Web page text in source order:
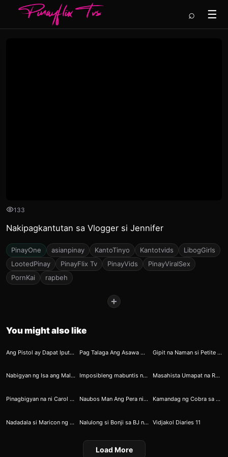
☰
⌕
133
Nakipagkantutan sa Vlogger si Jennifer
PinayOne asianpinay KantoTinyo Kantotvids
LibogGirls
LootedPinay
PinayFlix Tv PinayVids
PinayViralSex
PornKai
rapbeh
+
You might also like
4
Ang Pistol ay Dapat Iputok Lamang sa Taong Mahal Mo Be Responsible Guys Pag Talaga Ang Asawa Mo Ay Seaman Madalas Kang Mag Totouch MySelf Nalang Gipit na Naman si Petite Kaya Napapa Online Dukit
36
Nabigyan ng Isa ang Malibog na Burikat
96
Imposibleng mabuntis ng aksidente kasi lumulunok si kumare
104
Masahista Umapat na Rounds Kay Kumare 3
153
Pinagbigyan na ni Carol Ang Vidjakol na Ikasasaya ni Angkol
180
Naubos Man Ang Pera ni Ninong Nagamit Naman Ang Talong
197
Kamandag ng Cobra sa Loob ng Lungga
201
Nadadala si Maricon ng Lamig ng Panahon
217
Nalulong si Bonji sa BJ ni Zoey 2
237
Vidjakol Diaries 11
Load More